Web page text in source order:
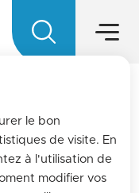
le bon
de visite. En
à l'utilisation de
modifier vos
main
Skip to
site map
de La
la lettre
!
- Office
Menu